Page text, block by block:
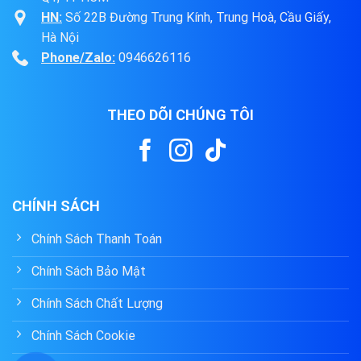
HN: Số 22B Đường Trung Kính, Trung Hoà, Cầu Giấy,
Hà Nội
Phone/Zalo: 0946626116
THEO DÕI CHÚNG TÔI
CHÍNH SÁCH
Chính Sách Thanh Toán
Chính Sách Bảo Mật
Chính Sách Chất Lượng
Chính Sách Cookie